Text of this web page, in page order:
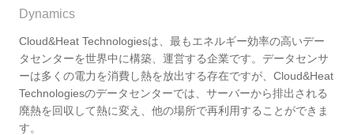
Dynamics
Cloud&Heat Technologiesは、 最もエネルギー効率の高いデー
タセンターを世界中に構築、運営する企業です。データセンサ
ーは多くの電力を消費し熱を放出する存在ですが、Cloud&Heat
Technologiesのデータセンターでは、サーバーから排出される
廃熱を回収して熱に変え、他の場所で再利用することができま
す。